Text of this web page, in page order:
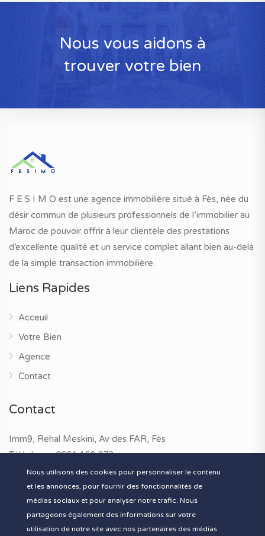
Nous vous aidons à
trouver votre bien
F E S I M O est une agence immobilière situé à Fès, née du
désir commun de plusieurs professionnels de l’immobilier au
Maroc de pouvoir offrir à leur clientèle des prestations
d’excellente qualité et un service complet allant bien au-delà
de la simple transaction immobilière.
Liens Rapides
Acceuil
Votre Bien
Agence
Contact
Contact
Imm9, Rehal Meskini, Av des FAR, Fès
Téléphone:0661 168 372
Addresse électronique : contact@fesimo.ma
Nous utilisons des cookies pour personnaliser le contenu
et les annonces, pour fournir des fonctionnalités de
médias sociaux et pour analyser notre trafic. Nous
partageons également des informations sur votre
utilisation de notre site avec nos partenaires des médias